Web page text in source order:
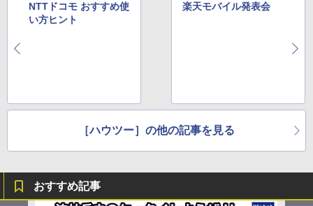
NTTドコモ おすすめ使
い方ヒント
楽天モバイル発表会
［ハウツー］の他の記事を見る
おすすめ記事